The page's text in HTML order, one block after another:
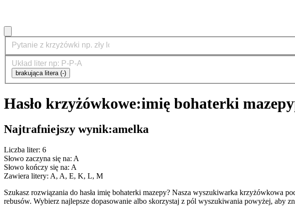
brakująca litera (-)
Hasło krzyżówkowe:imię bohaterki mazepy
Najtrafniejszy wynik:amelka
Liczba liter: 6
Słowo zaczyna się na: A
Słowo kończy się na: A
Zawiera litery: A, A, E, K, L, M
Szukasz rozwiązania do hasła imię bohaterki mazepy? Nasza wyszukiwarka
rebusów. Wybierz najlepsze dopasowanie albo skorzystaj z pól wyszukiwania powyżej, aby